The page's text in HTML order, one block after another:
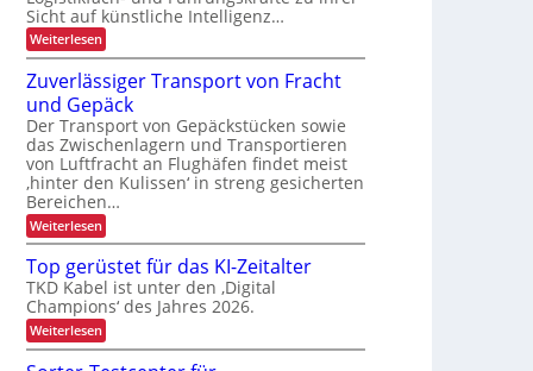
c
h
e
n
L
a
s
t
e
n
t
r
a
n
s
p
i
o
n
e
c
D
I
x
P
a
l
t
t
e
n
m
a
n
a
g
e
m
e
n
t
e
r
U
S
A
-
P
r
ä
s
e
n
z
Sicht auf künstliche Intelligenz…
Weiterlesen:
K
-
N
u
t
z
u
n
g
i
n
e
r
L
o
g
i
Zuverlässiger Transport von Fracht
und Gepäck
Der Transport von Gepäckstücken sowie
das Zwischenlagern und Transportieren
von Luftfracht an Flughäfen findet meist
‚hinter den Kulissen‘ in streng gesicherten
Bereichen…
Weiterlesen:
Z
u
v
e
r
l
ä
s
Top gerüstet für das KI-Zeitalter
TKD Kabel ist unter den ‚Digital
Champions‘ des Jahres 2026.
Weiterlesen:
T